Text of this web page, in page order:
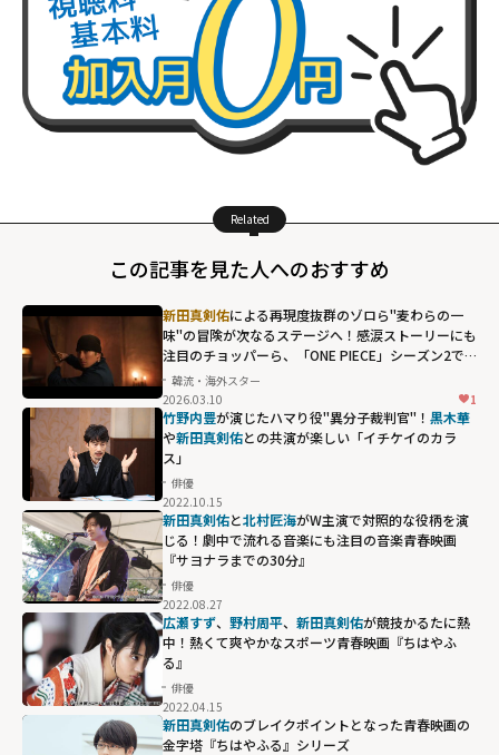
Related
この記事を見た人へのおすすめ
新田真剣佑による再現度抜群のゾロら"麦わらの一
味"の冒険が次なるステージへ！感涙ストーリーにも
注目のチョッパーら、「ONE PIECE」シーズン2で
の活躍が期待されるキャラクター
韓流・海外スター
2026.03.10
1
黒木華や新田真
剣佑との共演が
楽しい「イチケ
イのカラス」"
width="304"
height="203"
loading="lazy"
fetchpriority="h
igh">
竹野内豊が演じたハマり役"異分子裁判官"！ 黒木華
や新田真剣佑との共演が楽しい「イチケイのカラ
ス」
俳優
2022.10.15
新田真剣佑と北村匠海がW主演で対照的な役柄を演
じる！劇中で流れる音楽にも注目の音楽青春映画
『サヨナラまでの30分』
俳優
2022.08.27
広瀬すず、 野村周平、 新田真剣佑が競技かるたに熱
中！熱くて爽やかなスポーツ青春映画『ちはやふ
る』
俳優
2022.04.15
新田真剣佑のブレイクポイントとなった青春映画の
金字塔『ちはやふる』シリーズ